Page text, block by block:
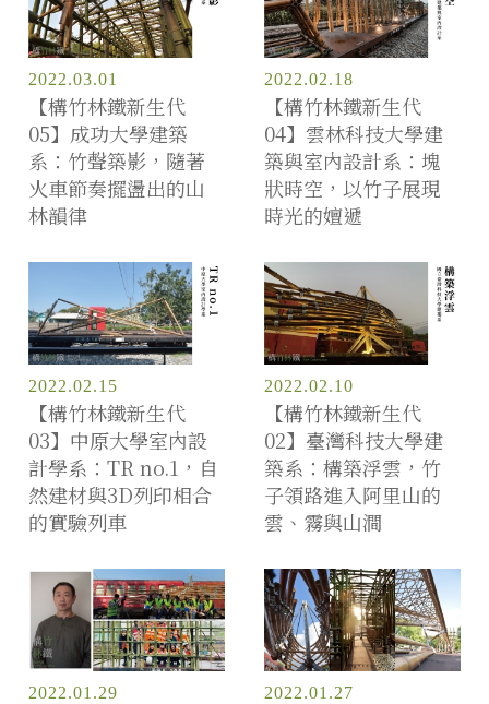
2022.03.01
【構竹林鐵新生代
05】成功大學建築
系：竹聲築影，隨著
火車節奏擺盪出的山
林韻律
2022.02.18
【構竹林鐵新生代
04】雲林科技大學建
築與室內設計系：塊
狀時空，以竹子展現
時光的嬗遞
2022.02.15
【構竹林鐵新生代
03】中原大學室內設
計學系：TR no.1，自
然建材與3D列印相合
的實驗列車
2022.02.10
【構竹林鐵新生代
02】臺灣科技大學建
築系：構築浮雲，竹
子領路進入阿里山的
雲、霧與山澗
2022.01.29 2022.01.27